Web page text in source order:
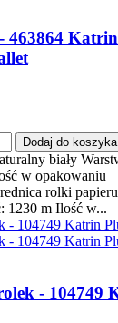
463864
Dodaj do koszyka
biały
w opakowaniu
rolki
1230 m Ilość w...
- 104749